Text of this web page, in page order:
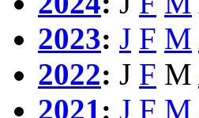
2023: J F M
2022: J F M
2021: J F M